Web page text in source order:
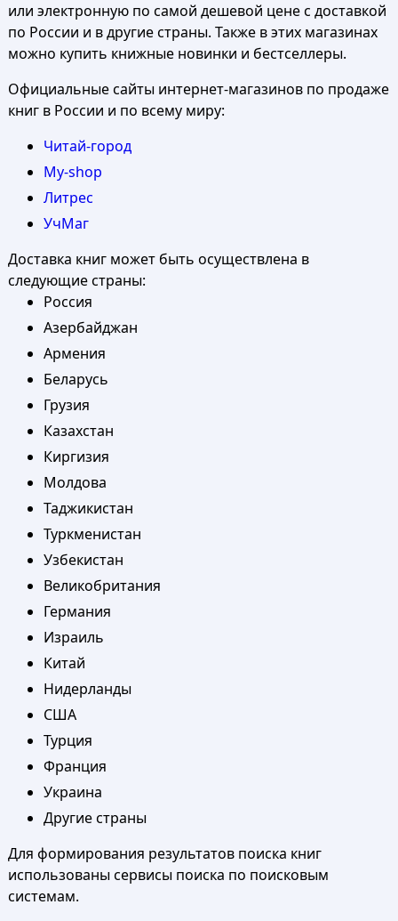
или электронную по самой дешевой цене с доставкой
по России и в другие страны. Также в этих магазинах
можно купить книжные новинки и бестселлеры.
Официальные сайты интернет-магазинов по продаже
книг в России и по всему миру:
Читай-город
My-shop
Литрес
УчМаг
Доставка книг может быть осуществлена в
следующие страны:
Россия
Азербайджан
Армения
Беларусь
Грузия
Казахстан
Киргизия
Молдова
Таджикистан
Туркменистан
Узбекистан
Великобритания
Германия
Израиль
Китай
Нидерланды
США
Турция
Франция
Украина
Другие страны
Для формирования результатов поиска книг
использованы сервисы поиска по поисковым
системам.